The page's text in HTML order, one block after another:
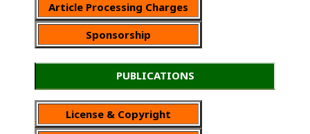
Article Processing Charges
Sponsorship
PUBLICATIONS
License & Copyright